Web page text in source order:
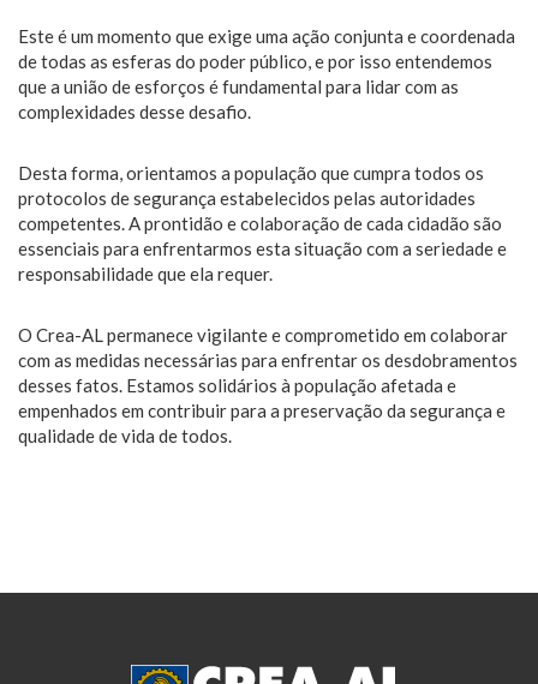
Este é um momento que exige uma ação conjunta e coordenada
de todas as esferas do poder público, e por isso entendemos
que a união de esforços é fundamental para lidar com as
complexidades desse desafio.
Desta forma, orientamos a população que cumpra todos os
protocolos de segurança estabelecidos pelas autoridades
competentes. A prontidão e colaboração de cada cidadão são
essenciais para enfrentarmos esta situação com a seriedade e
responsabilidade que ela requer.
O Crea-AL permanece vigilante e comprometido em colaborar
com as medidas necessárias para enfrentar os desdobramentos
desses fatos. Estamos solidários à população afetada e
empenhados em contribuir para a preservação da segurança e
qualidade de vida de todos.